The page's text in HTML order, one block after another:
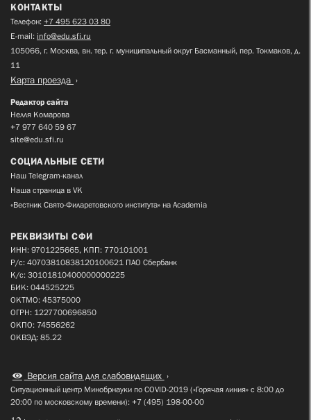
КОНТАКТЫ
Телефон: +7 495 623 03 80
E-mail: info@edu.sfi.ru
105066, г. Москва, вн. тер. г. муниципальный округ Басманный, пер. Токмаков, д.
11
Карта проезда
Редактор сайта
Нелля Комарова
+7 977 640 59 67
site@edu.sfi.ru
СОЦИАЛЬНЫЕ СЕТИ
Наш Telegram-канал
Наша страница в VK
«Вестник Свято-Филаретовского института» на Academia
РЕКВИЗИТЫ СФИ
ИНН: 9701225665, КПП: 770101001
Р/с: 40703810838120100621 ПАО Сбербанк
К/с: 30101810400000000225
БИК: 044525225
ОКТМО: 45375000
ОГРН: 1227700696850
ОКПО: 74556262
ОКВЭД: 85.22
Версия сайта для слабовидящих
Ситуационный центр Минобрнауки по COVID-2019 («Горячая линия» с 8:00 до
20:00 по московскому времени): +7 (495) 198-00-00